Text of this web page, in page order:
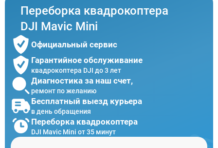
Переборка квадрокоптера
DJI Mavic Mini
Официальный сервис
Гарантийное обслуживание
квадрокоптера DJI до 3 лет
Диагностика за наш счет,
ремонт по желанию
Бесплатный выезд курьера
в день обращения
Переборка квадрокоптера
DJI Mavic Mini от 35 минут